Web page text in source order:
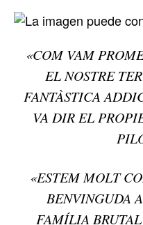
«COM VAM
EL NOSTRE
FANTÀSTICA
VA DIR EL
«ESTEM MOLT
BENVINGUDA
FAMÍLIA